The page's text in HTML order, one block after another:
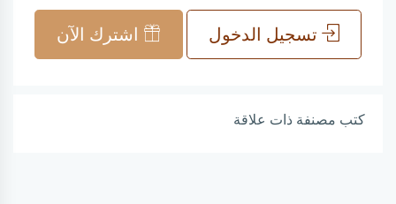
تسجيل الدخول اشترك الآن
كتب مصنفة ذات علاقة